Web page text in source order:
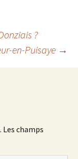
?
en-Puisaye →
Les champs